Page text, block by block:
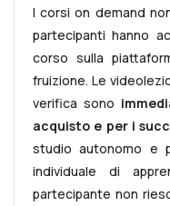
I corsi on demand
partecipanti hanno
corso sulla
fruizione. Le
verifica sono
acquisto e per i
studio autonomo e
individuale di
partecipante non